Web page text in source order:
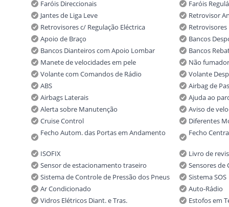
Faróis Direccionais
Faróis
Jantes de Liga Leve
Retrovisor
Retrovisores c/ Regulação Eléctrica
Retrovisores
Apoio de Braço
Bancos
Bancos Dianteiros com Apoio Lombar
Bancos
Manete de velocidades em pele
Não fumador
Volante com Comandos de Rádio
Volante
ABS
Airbag de
Airbags Laterais
Ajuda ao
Alerta sobre Manutenção
Aviso de
Cruise Control
Diferentes
Fecho Autom. das Portas em Andamento
Fecho
ISOFIX
Livro de
Sensor de estacionamento traseiro
Sensores de
Sistema de Controle de Pressão dos Pneus
Sistema SOS
Ar Condicionado
Auto-Rádio
Vidros Elétricos Diant. e Tras.
Estofos em